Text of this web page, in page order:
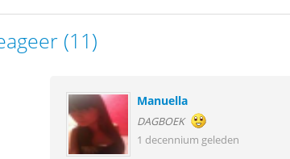
(11)
Manuella
DAGBOEK
1 decennium geleden